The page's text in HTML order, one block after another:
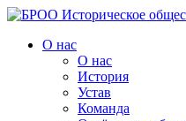
Перейти
содержанию
О нас
О нас
История
Устав
Команда